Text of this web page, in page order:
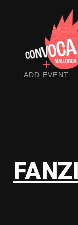
ADD EVENT